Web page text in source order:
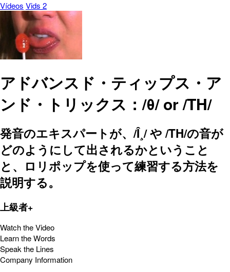
Vídeos Vids 2
アドバンスド・ティップス・ア
ンド・トリックス：/θ/ or /TH/
発音のエキスパートが、/Î¸/ や /TH/の音が
どのようにして出されるかということ
と、ロリポップを使って練習する方法を
説明する。
上級者+
Watch the Video
Learn the Words
Speak the Lines
Company Information